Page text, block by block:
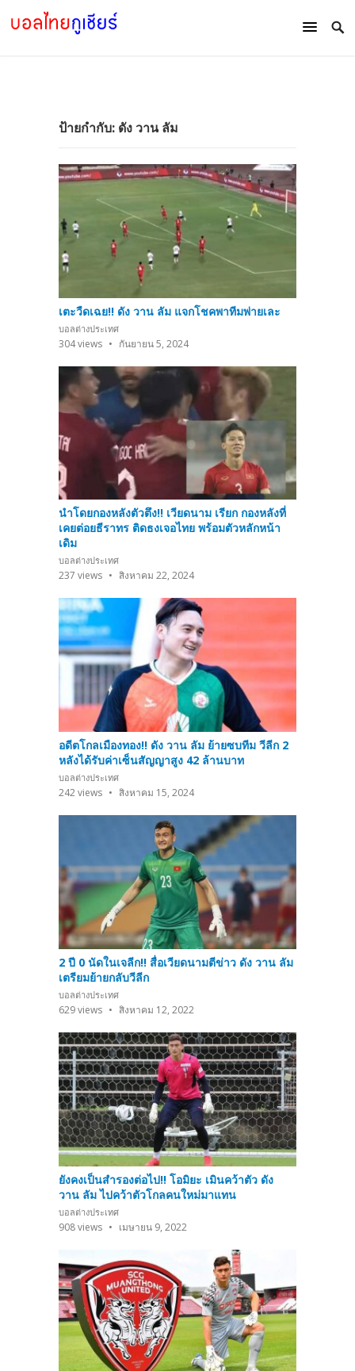
ป้ายกำกับ: ดัง วาน ลัม
เตะวืดเฉย!! ดัง วาน ลัม แจกโชคพาทีมพ่ายเละ
บอลต่างประเทศ
304views กันยายน 5, 2024
นำโดยกองหลังตัวตึง!! เวียดนาม เรียก กองหลังที่
เคยต่อยธีราทร ติดธงเจอไทย พร้อมตัวหลักหน้า
เดิม
บอลต่างประเทศ
237 views สิงหาคม 22, 2024
อดีตโกลเมืองทอง!! ดัง วาน ลัม ย้ายซบทีม วีลีก 2
หลังได้รับค่าเซ็นสัญญาสูง 42 ล้านบาท
บอลต่างประเทศ
242views สิงหาคม 15, 2024
2 ปี 0 นัดในเจลีก!! สื่อเวียดนามตีข่าว ดัง วาน ลัม
เตรียมย้ายกลับวีลีก
บอลต่างประเทศ
629views สิงหาคม 12, 2022
ยังคงเป็นสำรองต่อไป!! โอมิยะ เมินคว้าตัว ดัง
วาน ลัม ไปคว้าตัวโกลคนใหม่มาแทน
บอลต่างประเทศ
908views เมษายน 9, 2022